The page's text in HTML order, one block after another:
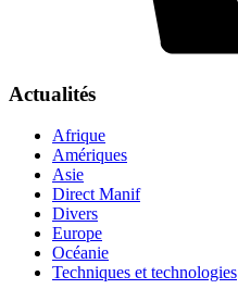
Actualités
Afrique
Amériques
Asie
Direct Manif
Divers
Europe
Océanie
Techniques et technologies